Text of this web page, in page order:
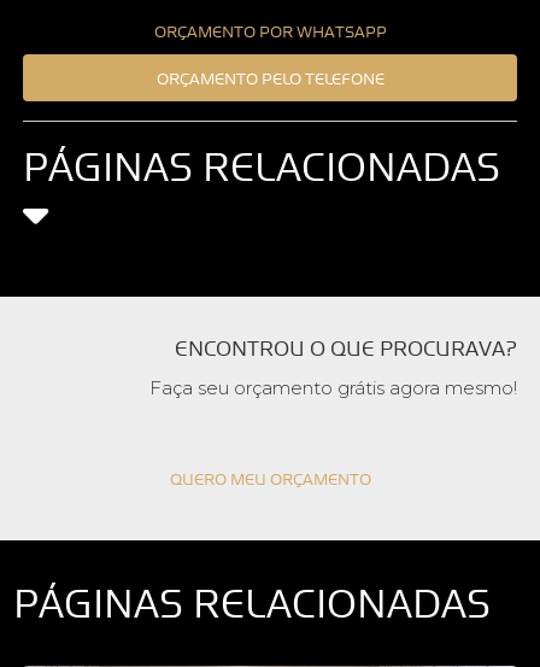
ORÇAMENTO POR WHATSAPP
ORÇAMENTO PELO TELEFONE
PÁGINAS RELACIONADAS
ENCONTROU O QUE PROCURAVA?
Faça seu orçamento grátis agora mesmo!
QUERO MEU ORÇAMENTO
PÁGINAS RELACIONADAS